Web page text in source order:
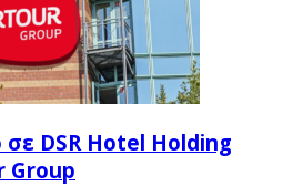
DSR Hotel Holding
Group